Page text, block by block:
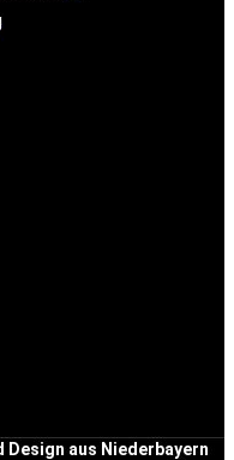
Design aus Niederbayern